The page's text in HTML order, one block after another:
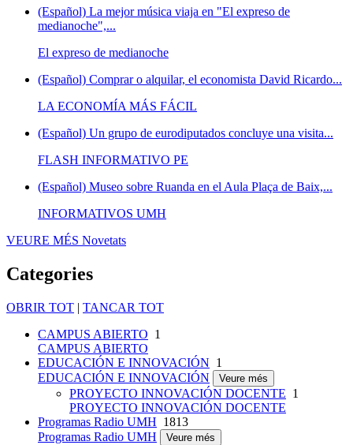
(Español) La mejor música viaja en "El expreso de
medianoche",...
El expreso de medianoche
(Español) Comprar o alquilar, el economista David Ricardo...
LA ECONOMÍA MÁS FÁCIL
(Español) Un grupo de eurodiputados concluye una visita...
FLASH INFORMATIVO PE
(Español) Museo sobre Ruanda en el Aula Plaça de Baix,...
INFORMATIVOS UMH
VEURE MÉS Novetats
Categories
OBRIR TOT | TANCAR TOT
CAMPUS ABIERTO 1
CAMPUS ABIERTO
EDUCACIÓN E INNOVACIÓN 1
EDUCACIÓN E INNOVACIÓN
Veure més
PROYECTO INNOVACIÓN DOCENTE 1
PROYECTO INNOVACIÓN DOCENTE
Programas Radio UMH 1813
Programas Radio UMH
Veure més